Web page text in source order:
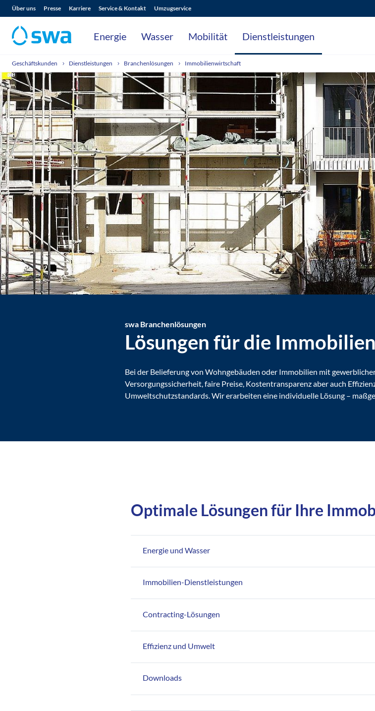
Über uns Presse Karriere Service & Kontakt Umzugservice
Energie Wasser Mobilität Dienstleistungen
Geschäftskunden Dienstleistungen Branchenlösungen Immobilienwirtschaft
swa Branchenlösungen
Lösungen für die
Bei der Belieferung von Wohngebäuden oder Immobilien mit
Versorgungssicherheit, faire Preise, Kostentransparenz aber auch
Umweltschutzstandards. Wir erarbeiten eine individuelle Lösung –
Optimale Lösungen für Ihre
Energie und Wasser
Immobilien-Dienstleistungen
Contracting-Lösungen
Effizienz und Umwelt
Downloads